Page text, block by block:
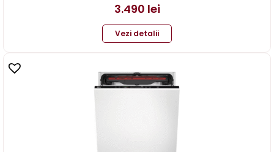
3.490 lei
Vezi detalii